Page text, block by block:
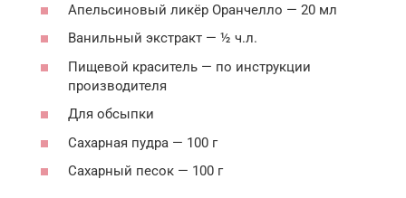
Апельсиновый ликёр Оранчелло — 20 мл
Ванильный экстракт — ½ ч.л.
Пищевой краситель — по инструкции
производителя
Для обсыпки
Сахарная пудра — 100 г
Сахарный песок — 100 г